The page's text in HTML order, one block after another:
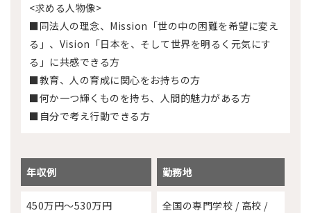
<求める人物像>
■同法人の理念、Mission「世の中の困難を希望に変え
る」、Vision「日本を、そして世界を明るく元気にす
る」に共感できる方
■教育、人の育成に関心をお持ちの方
■何か一つ輝くものを持ち、人間的魅力がある方
■自分で考え行動できる方
年収例 勤務地
450万円～530万円
全国の専門学校 / 高校 /